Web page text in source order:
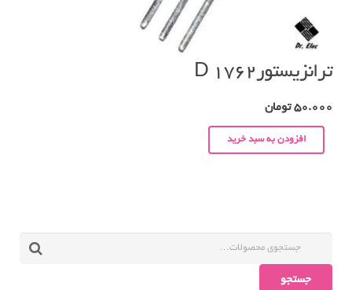
ترانزیستورD 1762
50.000 تومان
افزودن به سبد خرید
جستجو